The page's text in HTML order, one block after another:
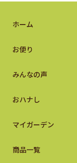
ホーム
お便り
みんなの声
おハナし
マイガーデン
商品一覧